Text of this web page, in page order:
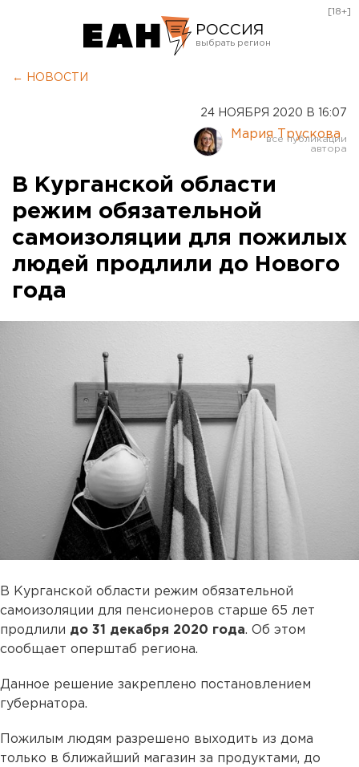
РОССИЯ
Курган
Оренбург
[18+]
← НОВОСТИ
24 НОЯБРЯ 2020 В 16:07
Мария Трускова
В Курганской области
режим обязательной
самоизоляции для пожилых
людей продлили до Нового
года
В Курганской области режим обязательной
самоизоляции для пенсионеров старше 65 лет
продлили до 31 декабря 2020 года. Об этом
сообщает оперштаб региона.
Данное решение закреплено постановлением
губернатора.
Пожилым людям разрешено выходить из дома
только в ближайший магазин за продуктами, до